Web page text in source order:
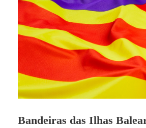
Bandeiras das Ilhas